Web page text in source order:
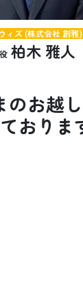
ィズ (株式会社 創雅)
柏木 雅人
のお越
おりま